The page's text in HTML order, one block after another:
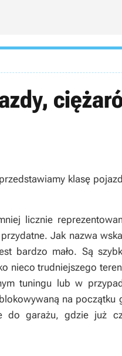
przedstawiamy klasę
licznie
Jak nazwa
bardzo mało. Są
nieco trudniejszego
tuningu lub w
na początku
do garażu, gdzie już